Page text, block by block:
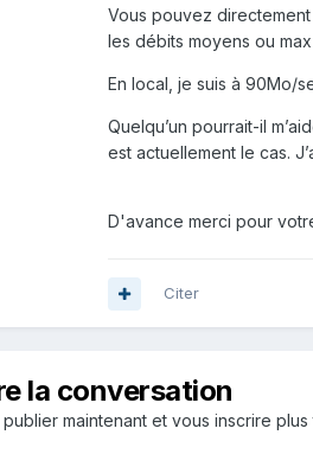
Vous pouvez
les débits moyens ou
En local, je suis à 90Mo/
Quelqu’un pourrait-il
est actuellement le cas.
D'avance merci pour
Citer
la conversation
maintenant et vous inscrire